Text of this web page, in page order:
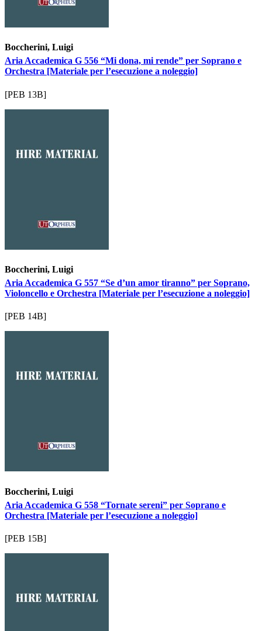
Boccherini, Luigi
Aria Accademica G 556 “Mi dona, mi rende” per Soprano e
Orchestra [Materiale per l’esecuzione a noleggio]
[PEB 13B]
Boccherini, Luigi
Aria Accademica G 557 “Se d’un amor tiranno” per Soprano,
Violoncello e Orchestra [Materiale per l’esecuzione a noleggio]
[PEB 14B]
Boccherini, Luigi
Aria Accademica G 558 “Tornate sereni” per Soprano e
Orchestra [Materiale per l’esecuzione a noleggio]
[PEB 15B]